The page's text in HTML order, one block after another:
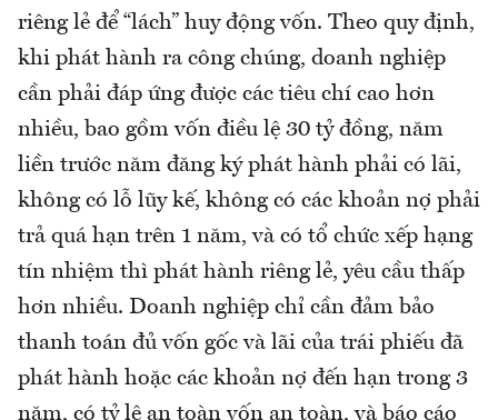
riêng lẻ để “lách” huy động vốn. Theo quy định,
khi phát hành ra công chúng, doanh nghiệp
cần phải đáp ứng được các tiêu chí cao hơn
nhiều, bao gồm vốn điều lệ 30 tỷ đồng, năm
liền trước năm đăng ký phát hành phải có lãi,
không có lỗ lũy kế, không có các khoản nợ phải
trả quá hạn trên 1 năm, và có tổ chức xếp hạng
tín nhiệm thì phát hành riêng lẻ, yêu cầu thấp
hơn nhiều. Doanh nghiệp chỉ cần đảm bảo
thanh toán đủ vốn gốc và lãi của trái phiếu đã
phát hành hoặc các khoản nợ đến hạn trong 3
năm, có tỷ lệ an toàn vốn an toàn, và báo cáo